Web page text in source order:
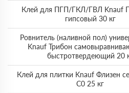
Клей для ПГП/ГКЛ/ГВЛ Knauf
гипсовый 30 кг
Ровнитель (наливной пол)
Knauf Трибон
быстротвердеющий 20
Клей для плитки Knauf Флизен
С0 25 кг